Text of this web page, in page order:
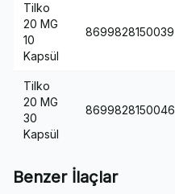
Tilko
20 MG
10
Kapsül
8699828150039
Tilko
20 MG
30
Kapsül
8699828150046
Benzer İlaçlar